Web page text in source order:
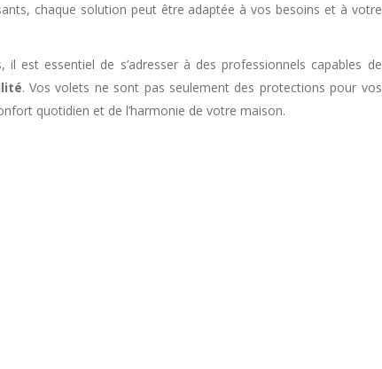
chaque solution peut être adaptée à vos besoins et à votre
est essentiel de s’adresser à des professionnels capables de
. Vos volets ne sont pas seulement des protections pour vos
quotidien et de l’harmonie de votre maison.